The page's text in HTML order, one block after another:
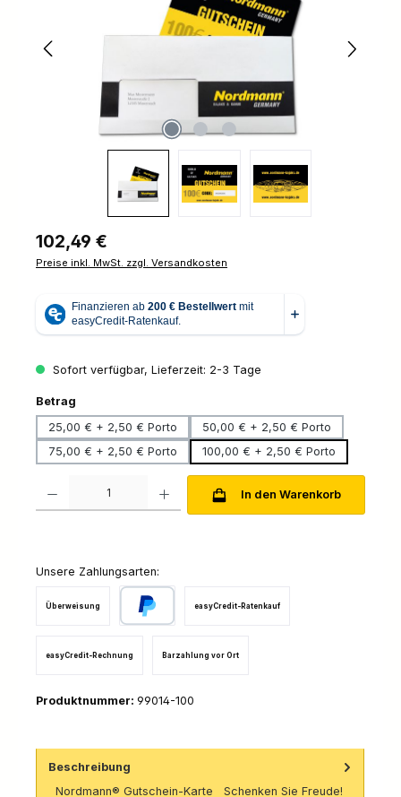
Regulärer Preis:
102,49 €
Preise inkl. MwSt. zzgl. Versandkosten
Sofort verfügbar, Lieferzeit: 2-3 Tage
Betrag
25,00 € + 2,50 € Porto
50,00 € + 2,50 € Porto
75,00 € + 2,50 € Porto
100,00 € + 2,50 € Porto
In den Warenkorb
Unsere Zahlungsarten:
Überweisung easyCredit-Ratenkauf
easyCredit-Rechnung Barzahlung vor Ort
Produktnummer: 99014-100
Beschreibung
Nordmann® Gutschein-Karte Schenken Sie Freude!